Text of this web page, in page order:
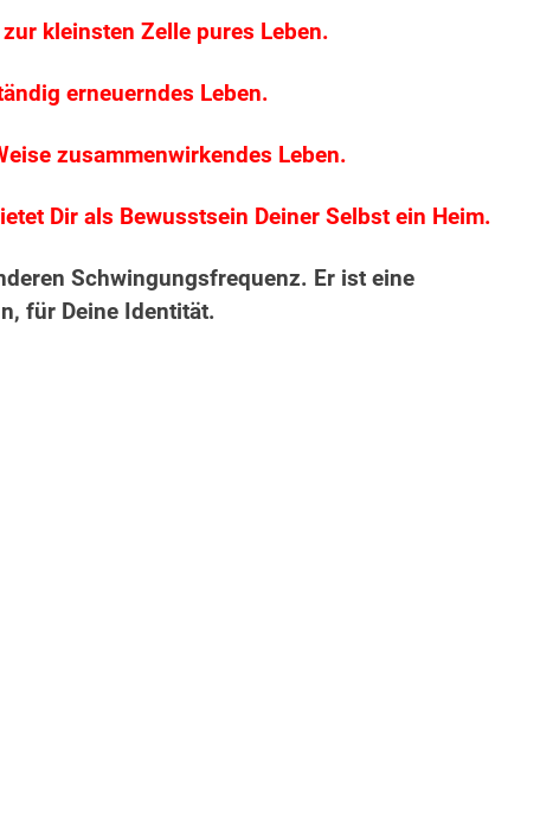
kleinsten Zelle pures Leben.
erneuerndes Leben.
zusammenwirkendes Leben.
Dir als Bewusstsein Deiner Selbst ein Heim.
Schwingungsfrequenz. Er ist eine
für Deine Identität.